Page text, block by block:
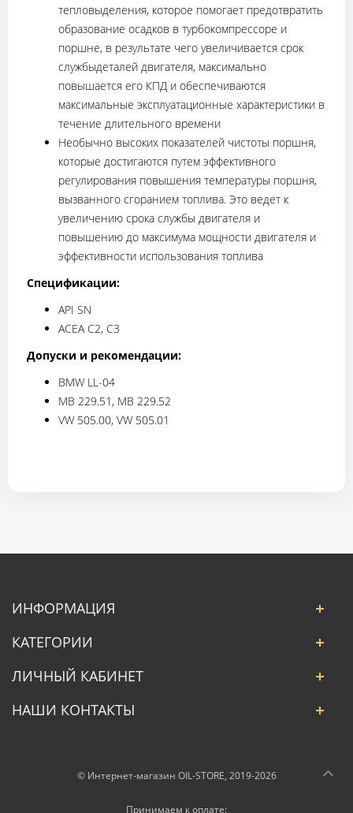
тепловыделения, которое помогает предотвратить
образование осадков в турбокомпрессоре и
поршне, в результате чего увеличивается срок
службыдеталей двигателя, максимально
повышается его КПД и обеспечиваются
максимальные эксплуатационные характеристики в
течение длительного времени
Необычно высоких показателей чистоты поршня,
которые достигаются путем эффективного
регулирования повышения температуры поршня,
вызванного сгоранием топлива. Это ведет к
увеличению срока службы двигателя и
повышению до максимума мощности двигателя и
эффективности использования топлива
Спецификации:
API SN
ACEA C2, C3
Допуски и рекомендации:
BMW LL-04
MB 229.51, MB 229.52
VW 505.00, VW 505.01
ИНФОРМАЦИЯ
КАТЕГОРИИ
ЛИЧНЫЙ КАБИНЕТ
НАШИ КОНТАКТЫ
© Интернет-магазин OIL-STORE, 2019-2026
Принимаем к оплате: